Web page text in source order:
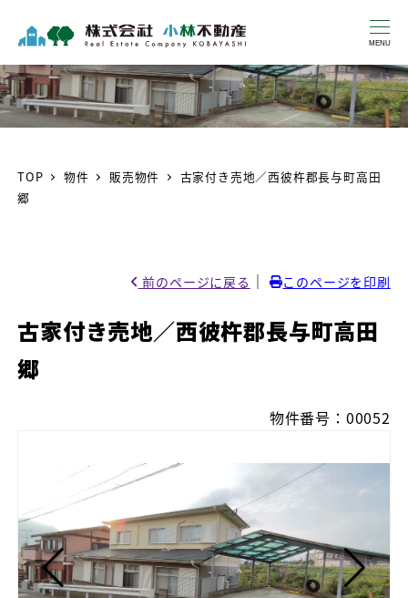
MENU
TOP 物件 販売物件
古家付き売地／西彼杵郡長与町高田
郷
前のページに戻る ｜ このページを印刷
古家付き売地／西彼杵郡長与町高田
郷
物件番号：00052